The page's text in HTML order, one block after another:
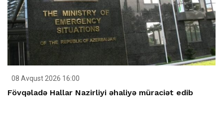
08 Avqust 2026 16:00
Fövqəladə Hallar Nazirliyi əhaliyə müraciət edib